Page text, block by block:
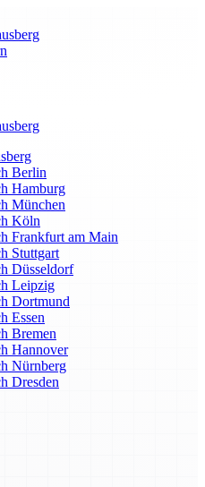
Berlin
Hamburg
München
Köln
Frankfurt am Main
Stuttgart
Düsseldorf
Leipzig
Dortmund
Essen
Bremen
Hannover
Nürnberg
Dresden